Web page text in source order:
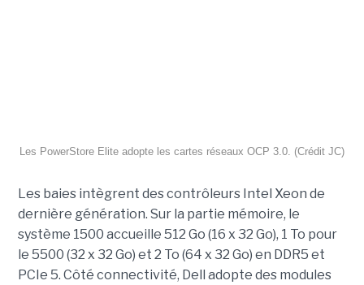
Les PowerStore Elite adopte les cartes réseaux OCP 3.0. (Crédit JC)
Les baies intègrent des contrôleurs Intel Xeon de
dernière génération. Sur la partie mémoire, le
système 1500 accueille 512 Go (16 x 32 Go), 1 To pour
le 5500 (32 x 32 Go) et 2 To (64 x 32 Go) en DDR5 et
PCIe 5. Côté connectivité, Dell adopte des modules